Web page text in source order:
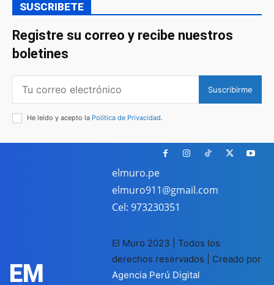
SUSCRIBETE
Registre su correo y recibe nuestros
boletines
Suscribirme
He leído y acepto la Política de Privacidad.
EM
elmuro.pe
elmuro911@gmail.com
Cel: 973230351
El Muro 2023 | Todos los
derechos reservados | Creado por
Agencia Perú Digital